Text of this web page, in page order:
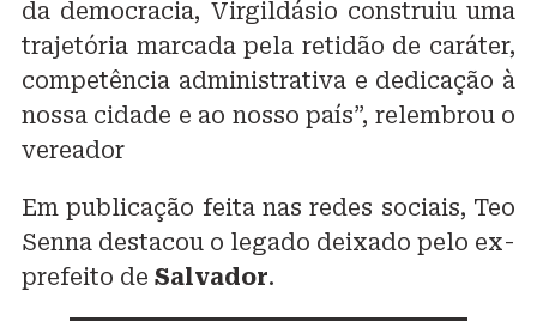
da democracia, Virgildásio construiu uma
trajetória marcada pela retidão de caráter,
competência administrativa e dedicação à
nossa cidade e ao nosso país”, relembrou o
vereador
Em publicação feita nas redes sociais, Teo
Senna destacou o legado deixado pelo ex-
prefeito de Salvador.